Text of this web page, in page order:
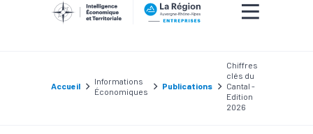
Accueil
Informations
Économiques
Publications
Chiffres
clés du
Cantal -
Edition
2026